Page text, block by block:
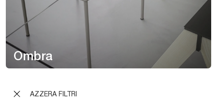
AZZERA FILTRI
Ombra